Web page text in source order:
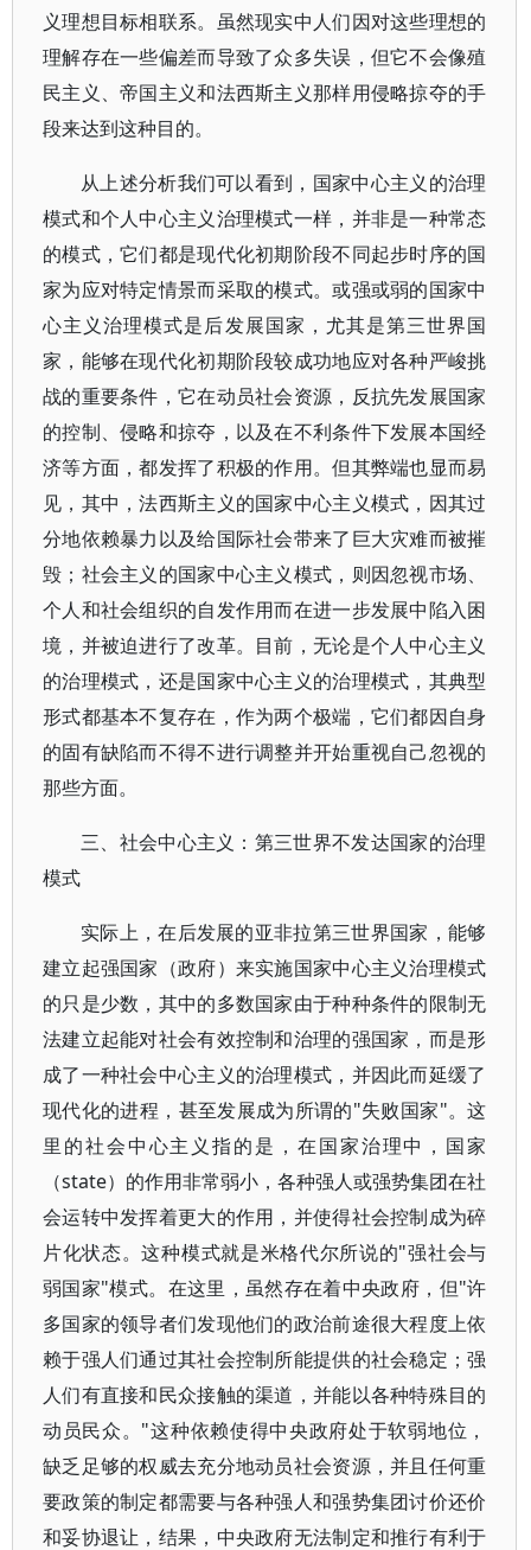
义理想目标相联系。虽然现实中人们因对这些理想的
理解存在一些偏差而导致了众多失误，但它不会像殖
民主义、帝国主义和法西斯主义那样用侵略掠夺的手
段来达到这种目的。
从上述分析我们可以看到，国家中心主义的治理
模式和个人中心主义治理模式一样，并非是一种常态
的模式，它们都是现代化初期阶段不同起步时序的国
家为应对特定情景而采取的模式。或强或弱的国家中
心主义治理模式是后发展国家，尤其是第三世界国
家，能够在现代化初期阶段较成功地应对各种严峻挑
战的重要条件，它在动员社会资源，反抗先发展国家
的控制、侵略和掠夺，以及在不利条件下发展本国经
济等方面，都发挥了积极的作用。但其弊端也显而易
见，其中，法西斯主义的国家中心主义模式，因其过
分地依赖暴力以及给国际社会带来了巨大灾难而被摧
毁；社会主义的国家中心主义模式，则因忽视市场、
个人和社会组织的自发作用而在进一步发展中陷入困
境，并被迫进行了改革。目前，无论是个人中心主义
的治理模式，还是国家中心主义的治理模式，其典型
形式都基本不复存在，作为两个极端，它们都因自身
的固有缺陷而不得不进行调整并开始重视自己忽视的
那些方面。
三、社会中心主义：第三世界不发达国家的治理
模式
实际上，在后发展的亚非拉第三世界国家，能够
建立起强国家（政府）来实施国家中心主义治理模式
的只是少数，其中的多数国家由于种种条件的限制无
法建立起能对社会有效控制和治理的强国家，而是形
成了一种社会中心主义的治理模式，并因此而延缓了
现代化的进程，甚至发展成为所谓的"失败国家"。这
里的社会中心主义指的是，在国家治理中，国家
（state）的作用非常弱小，各种强人或强势集团在社
会运转中发挥着更大的作用，并使得社会控制成为碎
片化状态。这种模式就是米格代尔所说的"强社会与
弱国家"模式。在这里，虽然存在着中央政府，但"许
多国家的领导者们发现他们的政治前途很大程度上依
赖于强人们通过其社会控制所能提供的社会稳定；强
人们有直接和民众接触的渠道，并能以各种特殊目的
动员民众。"这种依赖使得中央政府处于软弱地位，
缺乏足够的权威去充分地动员社会资源，并且任何重
要政策的制定都需要与各种强人和强势集团讨价还价
和妥协退让，结果，中央政府无法制定和推行有利于